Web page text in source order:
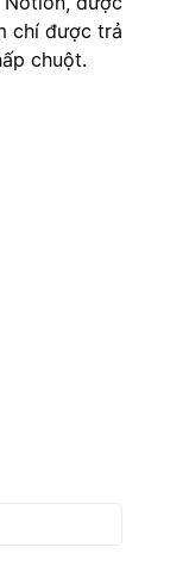
chí được trả
chuột.